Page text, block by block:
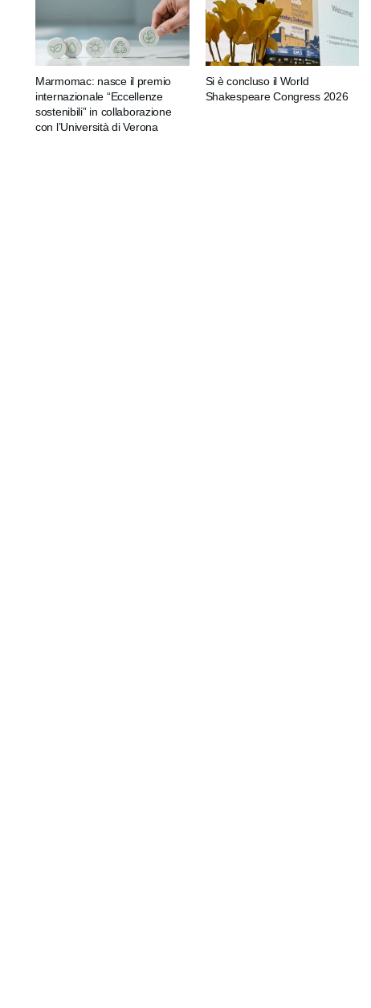
Marmomac: nasce il premio
internazionale “Eccellenze
sostenibili” in collaborazione
con l’Università di Verona
Si è concluso il World
Shakespeare Congress 2026